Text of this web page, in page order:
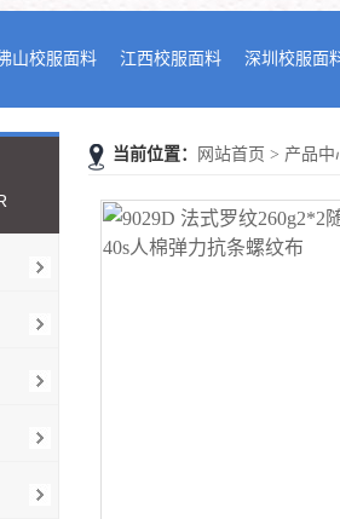
山校服面料 江西校服面料 深圳校服面
当前位置： 网站首页 > 产品中